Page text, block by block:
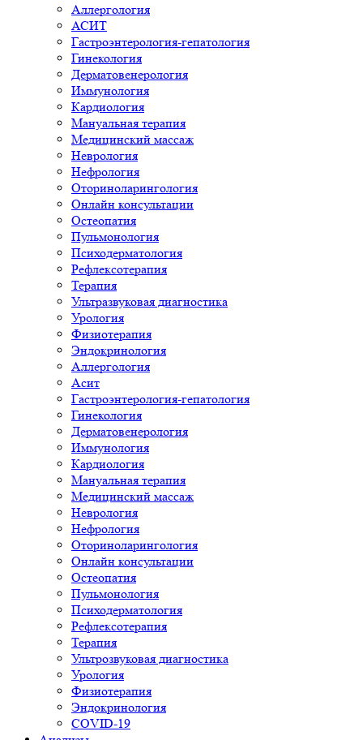
Аллергология
АСИТ
Гастроэнтерология-гепатология
Гинекология
Дерматовенерология
Иммунология
Кардиология
Мануальная терапия
Медицинский массаж
Неврология
Нефрология
Оториноларингология
Онлайн консультации
Остеопатия
Пульмонология
Психодерматология
Рефлексотерапия
Терапия
Ультразвуковая диагностика
Урология
Физиотерапия
Эндокринология
Аллергология
Асит
Гастроэнтерология-гепатология
Гинекология
Дерматовенерология
Иммунология
Кардиология
Мануальная терапия
Медицинский массаж
Неврология
Нефрология
Оториноларингология
Онлайн консультации
Остеопатия
Пульмонология
Психодерматология
Рефлексотерапия
Терапия
Ультрозвуковая диагностика
Урология
Физиотерапия
Эндокринология
COVID-19